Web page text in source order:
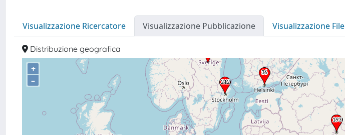
Visualizzazione Ricercatore Visualizzazione Pubblicazione Visualizzazione File
Distribuzione geografica
+
–